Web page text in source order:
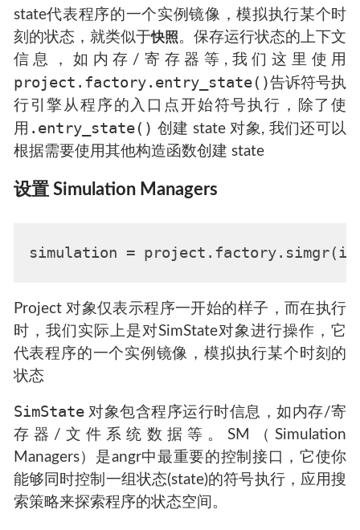
state代表程序的一个实例镜像，模拟执行某个时
刻的状态，就类似于快照。保存运行状态的上下文
信息，如内存/寄存器等,我们这里使用
project.factory.entry_state()告诉符号执
行引擎从程序的入口点开始符号执行，除了使
用 .entry_state() 创建 state 对象, 我们还可以
根据需要使用其他构造函数创建 state
设置 Simulation Managers
Project 对象仅表示程序一开始的样子，而在执行
时，我们实际上是对SimState对象进行操作，它
代表程序的一个实例镜像，模拟执行某个时刻的
状态
SimState对象包含程序运行时信息，如内存/寄
存器/文件系统数据等。SM（Simulation
Managers）是angr中最重要的控制接口，它使你
能够同时控制一组状态(state)的符号执行，应用搜
索策略来探索程序的状态空间。